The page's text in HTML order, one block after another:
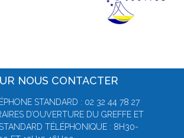
NOUS CONTACTER
STANDARD : 02 32 44 78 27
D’OUVERTURE DU GREFFE ET
TÉLÉPHONIQUE : 8H30-